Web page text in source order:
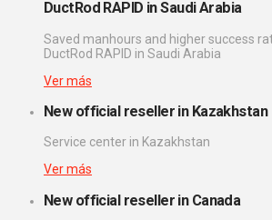
DuctRod RAPID in Saudi Arabia
Saved manhours and higher success
DuctRod RAPID in Saudi Arabia
Ver más
New official reseller in Kazakhstan
Service center in Kazakhstan
Ver más
New official reseller in Canada